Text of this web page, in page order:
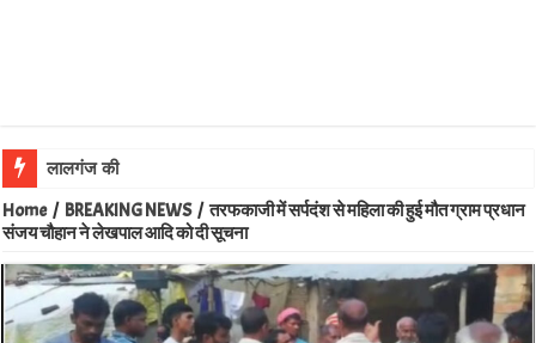
लालगंज की बेटी डॉ. शुभ्रा साहू न
Home / BREAKING NEWS / तरफकाजी में सर्पदंश से महिला की हुई मौत ग्राम प्रधान
संजय चौहान ने लेखपाल आदि को दी सूचना